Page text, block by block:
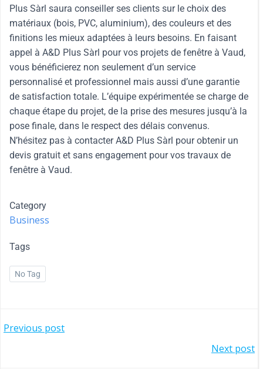
Plus Sàrl saura conseiller ses clients sur le choix des
matériaux (bois, PVC, aluminium), des couleurs et des
finitions les mieux adaptées à leurs besoins. En faisant
appel à A&D Plus Sàrl pour vos projets de fenêtre à Vaud,
vous bénéficierez non seulement d’un service
personnalisé et professionnel mais aussi d’une garantie
de satisfaction totale. L’équipe expérimentée se charge de
chaque étape du projet, de la prise des mesures jusqu’à la
pose finale, dans le respect des délais convenus.
N’hésitez pas à contacter A&D Plus Sàrl pour obtenir un
devis gratuit et sans engagement pour vos travaux de
fenêtre à Vaud.
Category
Business
Tags
No Tag
Previous post
Next post